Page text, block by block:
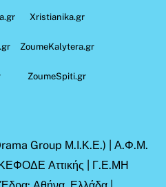
Xristianika.gr
ZoumeKalytera.gr
ZoumeSpiti.gr
Group Μ.Ι.Κ.Ε.) | Α.Φ.Μ.
Αττικής | Γ.Ε.ΜΗ